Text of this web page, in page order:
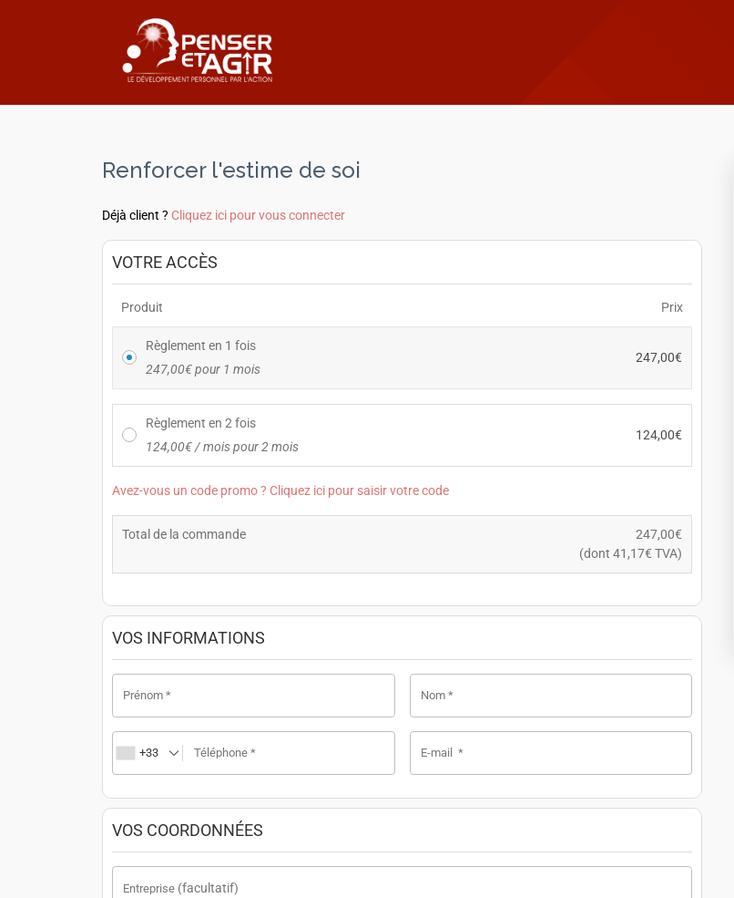
Renforcer l'estime de soi
Déjà client ? Cliquez ici pour vous connecter
VOTRE ACCÈS
Produit Prix
Règlement en 1 fois
247,00€pour 1 mois
247,00€
Règlement en 2 fois
124,00€/ mois pour 2 mois
124,00€
Avez-vous un code promo ? Cliquez ici pour saisir votre code
Total de la commande 247,00€
(dont 41,17€ TVA)
VOS INFORMATIONS
Prénom * Nom *
Téléphone *
+33 E-mail *
VOS COORDONNÉES
Entreprise (facultatif)